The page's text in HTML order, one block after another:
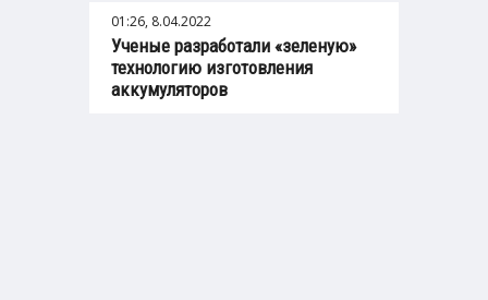
01:26, 8.04.2022
Ученые разработали «зеленую»
технологию изготовления
аккумуляторов